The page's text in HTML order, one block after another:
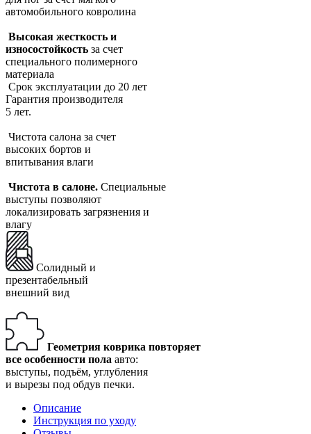
автомобильного ковролина
Высокая жесткость и
износостойкость за счет
специального полимерного
материала
Срок эксплуатации до 20 лет
Гарантия производителя
5 лет.
Чистота салона за счет
высоких бортов и
впитывания влаги
Чистота в салоне. Специальные
выступы позволяют
локализировать загрязнения и
влагу
Солидный и
презентабельный
внешний вид
Геометрия коврика повторяет
все особенности пола авто:
выступы, подъём, углубления
и вырезы под обдув печки.
Описание
Инструкция по уходу